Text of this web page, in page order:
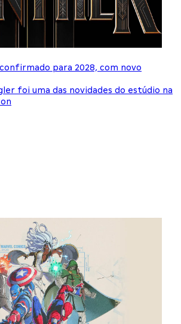
para 2028, com novo
foi uma das novidades do estúdio na